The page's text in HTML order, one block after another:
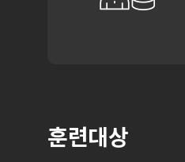
훈련대상